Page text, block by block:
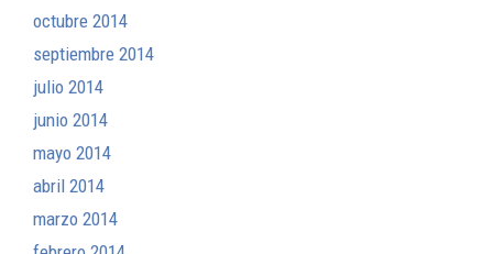
octubre 2014
septiembre 2014
julio 2014
junio 2014
mayo 2014
abril 2014
marzo 2014